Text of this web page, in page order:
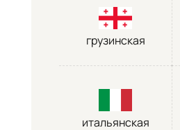
грузинская
итальянская